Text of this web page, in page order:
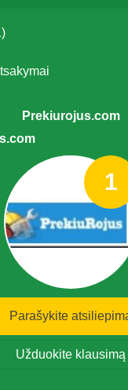
Prekiurojus.com
1
Parašykite
Užduokite klausimą